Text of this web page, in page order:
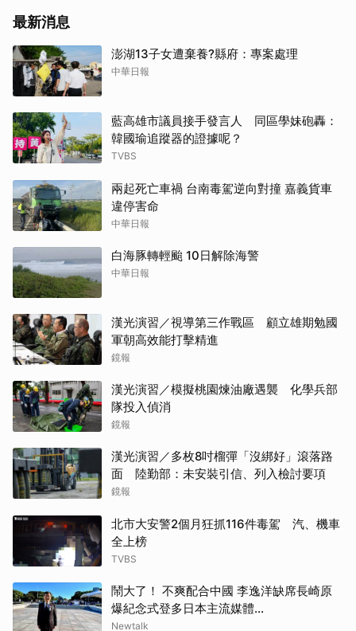
最新消息
澎湖13子女遭棄養?縣府：專案處理
中華日報
藍高雄市議員接手發言人 同區學妹砲轟：
韓國瑜追蹤器的證據呢？
TVBS
兩起死亡車禍 台南毒駕逆向對撞 嘉義貨車
違停害命
中華日報
白海豚轉輕颱 10日解除海警
中華日報
漢光演習／視導第三作戰區 顧立雄期勉國
軍朝高效能打擊精進
鏡報
漢光演習／模擬桃園煉油廠遇襲 化學兵部
隊投入偵消
鏡報
漢光演習／多枚8吋榴彈「沒綁好」滾落路
面 陸勤部：未安裝引信、列入檢討要項
鏡報
北市大安警2個月狂抓116件毒駕 汽、機車
全上榜
TVBS
鬧大了！ 不爽配合中國 李逸洋缺席長崎原
爆紀念式登多日本主流媒體...
Newtalk